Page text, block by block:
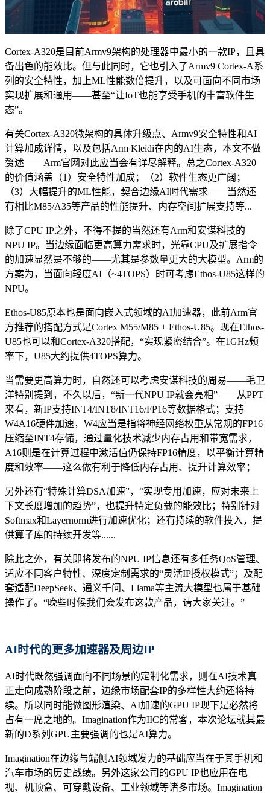
Cortex-A320是目前Armv9架构的处理器中最小的一款IP，且具
备出色的能效比。但与此同时，它也引入了Armv9 Cortex-A系
列的安全特性，加上ML性能数倍提升，以及可面向不同市场
实现扩展和通用——甚至“让IoT也能享受手机的丰富软件生
态”。
有关Cortex-A320微架构的具体升级点、Armv9安全特性和AI
计算加成详情，以及包括Arm Kleidi在内的AI生态，本文不做
赘述——Arm官网对此应当会有详尽解释。总之Cortex-A320
的价值涵盖（1）安全特性加成；（2）软件生态更广阔；
（3）大幅提升的ML性能，契合边缘AI时代需求——当然还
有相比M85/A35等产品的性能提升、内存空间扩展支持等...
除了CPU IP之外，不得不提的当然还有Arm和安谋科技的
NPU IP。当边缘面临更高算力需求时，光靠CPU及扩展指令
的加速显然是不够的——尤其是参数量更大的大模型。Arm的
方案为，当面向轻度AI（~4TOPS）时可考虑Ethos-U85这样的
NPU。
Ethos-U85原本也是面向嵌入式领域的AI加速器，此前Arm官
方推荐的搭配方式是Cortex M55/M85 + Ethos-U85。现在Ethos-
U85也可以和Cortex-A320搭配，“实现紧密结合”。在1GHz频
率下，U85大约提供4TOPS算力。
当需要更高算力时，自然还可以考虑安谋科技的周易——毛卫
洋特别提到，不久以后，“新一代NPU IP就会亮相”——从PPT
来看，新IP支持INT4/INT8/INT16/FP16等数据格式；支持
W4A16硬件加速，W4应当是指将神经网络权重从常规的FP16
压缩至INT4存储，通过量化技术减少内存占用和带宽需求，
A16则是在计算过程中激活值仍保持FP16精度，以平衡计算精
度和效率——这么做有利于降低内存占用、提升计算效率；
另外还有“特殊计算DSA加速”，“实现专用加速，应对未来上
下文长度增加的趋势”，也提升特定负载的能效比；特别针对
Softmax和Layernorm进行加速优化；还有持续的软件投入，提
供算子库的持续开发等......
除此之外，有关即将发布的NPU IP信息还有多任务QoS管理、
适应不同客户特性、深度定制需求的“灵活IP授权模式”；及配
套适配DeepSeek、通义千问、Llama等主流大模型也属于基础
操作了。“晚些时候我们会发布这款产品，请大家关注。”
AI时代的更多加速器及周边IP
AI时代既然强调面向不同场景的定制化需求，则在AI技术真
正走向成熟阶段之前，边缘市场配套IP的多样性大约还将持
续。所以同时能做图形渲染、AI加速的GPU IP现下是必然将
占有一席之地的。Imagination作为IIC的常客，本次论坛就其最
新的D系列GPU主要强调的也是AI算力。
Imagination在边缘与端侧AI领域发力的基础应当在于其手机和
汽车市场的历史战绩。另外这家公司的GPU IP也应用在电
视、机顶盒、可穿戴设备、工业领域等诸多市场。Imagination